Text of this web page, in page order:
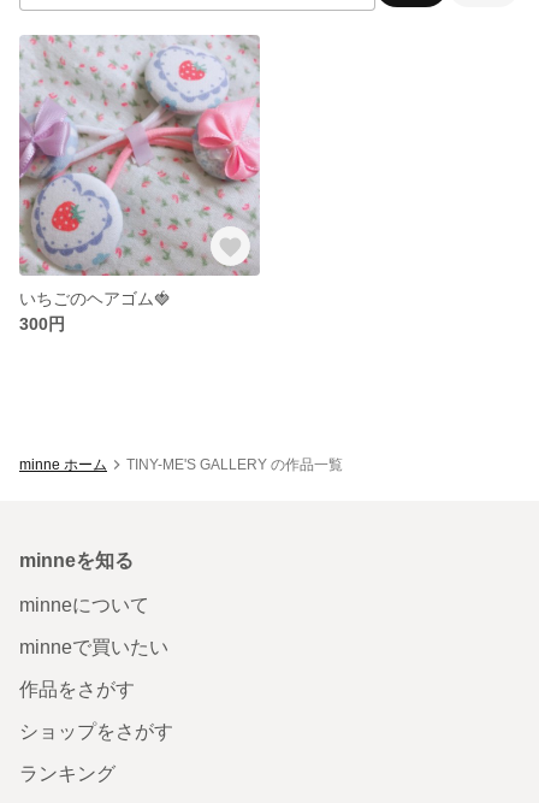
いちごのヘアゴム🍓
300円
minne ホーム TINY-ME'S GALLERY の作品一覧
minneを知る
minneについて
minneで買いたい
作品をさがす
ショップをさがす
ランキング